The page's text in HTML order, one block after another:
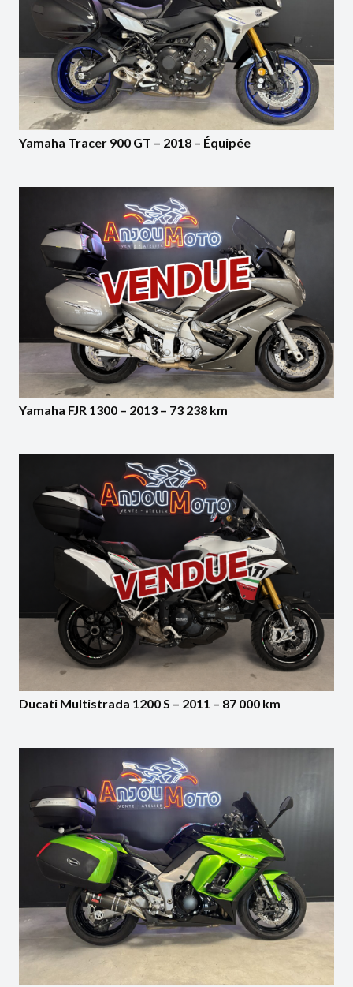
Yamaha Tracer 900 GT – 2018 – Équipée
Yamaha FJR 1300 – 2013 – 73 238 km
Ducati Multistrada 1200 S – 2011 – 87 000 km